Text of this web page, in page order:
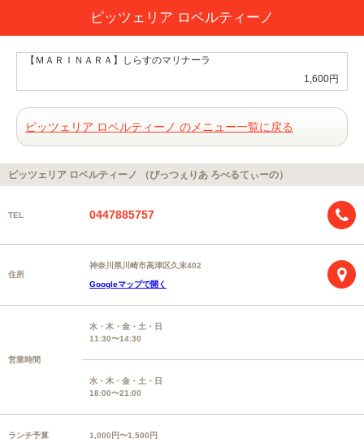
ピッツェリア ロベルティーノ
【ＭＡＲＩＮＡＲＡ】しらすのマリナーラ
1,600円
ピッツェリア ロベルティーノ のメニュー一覧に戻る
ピッツェリア ロベルティーノ （ぴっつぇりあ ろべるてぃーの）
TEL 0447885757
住所
神奈川県川崎市高津区久末402
Googleマップで開く
営業時間
水・木・金・土・日
11:30〜14:30
水・木・金・土・日
18:00〜21:00
ランチ予算 1,000円〜1,500円